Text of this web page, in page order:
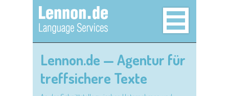
Lennon.de — Agentur für
treffsichere Texte